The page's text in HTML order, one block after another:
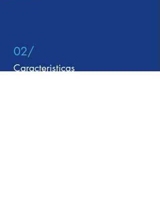
02/
Caracteristicas